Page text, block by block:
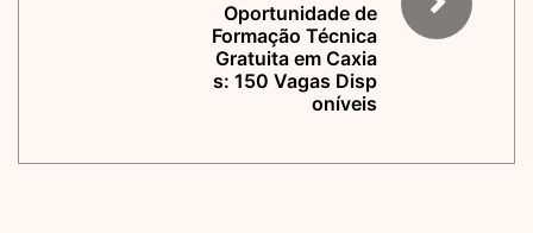
Oportunidade de
Formação Técnica
Gratuita em Caxia
s: 150 Vagas Disp
oníveis